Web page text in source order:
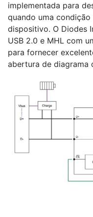
implementada para
quando uma
dispositivo. O Diodes
USB 2.0 e MHL com
para fornecer
abertura de diagrama